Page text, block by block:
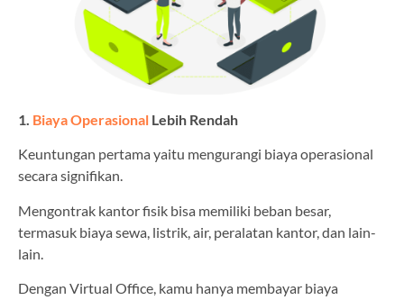
1. Biaya Operasional Lebih Rendah
Keuntungan pertama yaitu mengurangi biaya operasional
secara signifikan.
Mengontrak kantor fisik bisa memiliki beban besar,
termasuk biaya sewa, listrik, air, peralatan kantor, dan lain-
lain.
Dengan Virtual Office, kamu hanya membayar biaya